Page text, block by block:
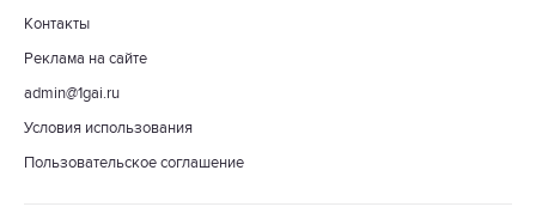
Контакты
Реклама на сайте
admin@1gai.ru
Условия использования
Пользовательское соглашение